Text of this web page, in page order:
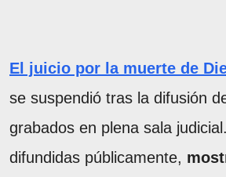
El juicio por la muerte de
se suspendió tras la difusión
grabados en plena sala
difundidas públicamente,